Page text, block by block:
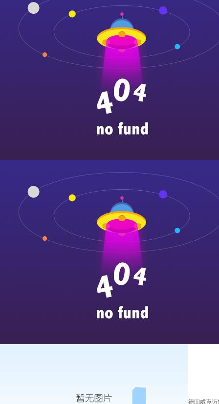
德国威克迈